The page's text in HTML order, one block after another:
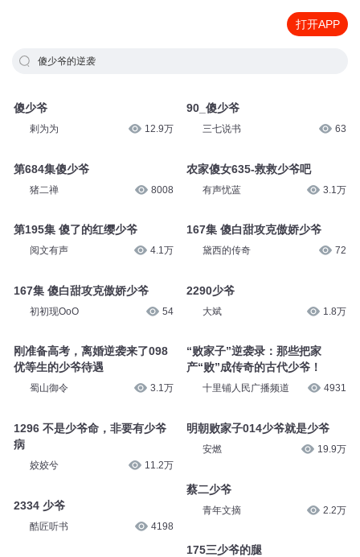
打开APP
傻少爷的逆袭
傻少爷
剌为为 12.9万
第684集傻少爷
猪二禅 8008
第195集 傻了的红缨少爷
阅文有声 4.1万
167集 傻白甜攻克傲娇少爷
初初现OoO 54
刚准备高考，离婚逆袭来了098
优等生的少爷待遇
蜀山御令 3.1万
1296 不是少爷命，非要有少爷
病
姣姣兮 11.2万
2334 少爷
酷匠听书 4198
90_傻少爷
三七说书 63
农家傻女635-救救少爷吧
有声忧蓝 3.1万
167集 傻白甜攻克傲娇少爷
黛西的传奇 72
2290少爷
大斌 1.8万
“败家子”逆袭录：那些把家
产“败”成传奇的古代少爷！
十里铺人民广播频道 4931
明朝败家子014少爷就是少爷
安燃 19.9万
蔡二少爷
青年文摘 2.2万
175三少爷的腿